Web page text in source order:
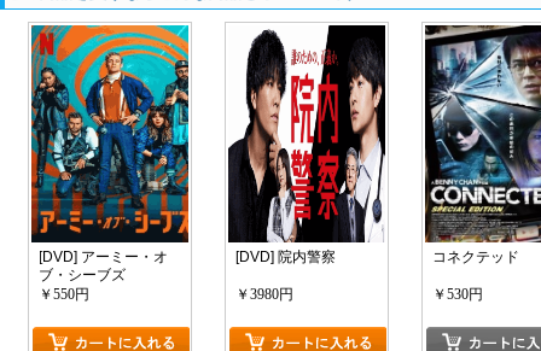
[DVD] アーミー・オ
ブ・シーブズ
￥550円
[DVD] 院内警察
￥3980円
コネクテッド
￥530円